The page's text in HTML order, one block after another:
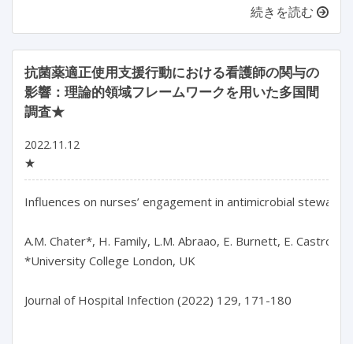
続きを読む
抗菌薬適正使用支援行動における看護師の関与の
影響：理論的領域フレームワークを用いた多国間
調査★
2022.11.12
★
Influences on nurses’ engagement in antimicrobial
A.M. Chater*, H. Family, L.M. Abraao, E. Burnett, E. Castro-
*University College London, UK
Journal of Hospital Infection (2022) 129, 171-180